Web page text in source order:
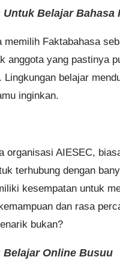
Belajar Bahasa
memilih Faktabahasa
anggota yang pastinya
Lingkungan belajar
inginkan.
organisasi AIESEC,
terhubung dengan
kesempatan untuk
dan rasa
bukan?
Belajar Online Busuu